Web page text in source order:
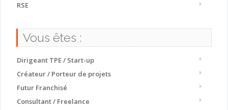
RSE
Vous êtes :
Dirigeant TPE / Start-up
Créateur / Porteur de projets
Futur Franchisé
Consultant / Freelance